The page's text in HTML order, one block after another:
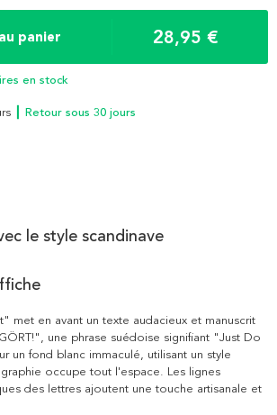
panier 28,95 €
en stock
┃ Retour sous 30 jours
le style scandinave
met en avant un texte audacieux et manuscrit
une phrase suédoise signifiant "Just Do
un fond blanc immaculé, utilisant un style
occupe tout l'espace. Les lignes
des lettres ajoutent une touche artisanale et